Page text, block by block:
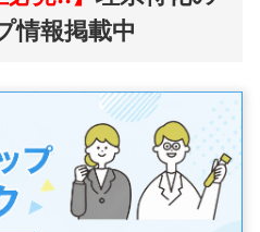
情報掲載中